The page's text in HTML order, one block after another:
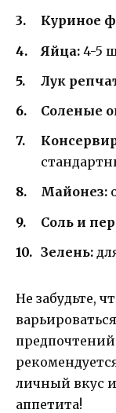
Куриное
Яйца: 4-5
Лук
Соленые
Майонез:
Соль и
Зелень:
Не забудьте,
личный вкус
аппетита!